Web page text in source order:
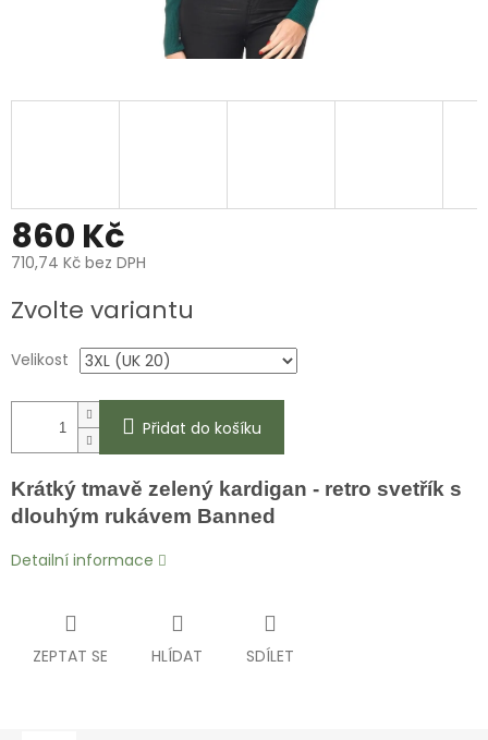
860 Kč
710,74 Kč bez DPH
cena:
Zvolte variantu
Velikost
Přidat do košíku
Krátký tmavě zelený kardigan - retro svetřík s
dlouhým rukávem Banned
Detailní informace
ZEPTAT SE HLÍDAT SDÍLET